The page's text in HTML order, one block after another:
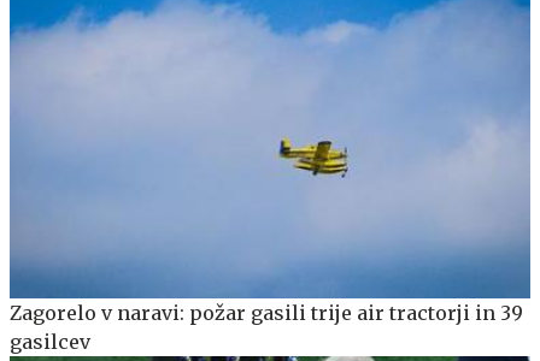
Zagorelo v naravi: požar gasili trije air tractorji in 39
gasilcev